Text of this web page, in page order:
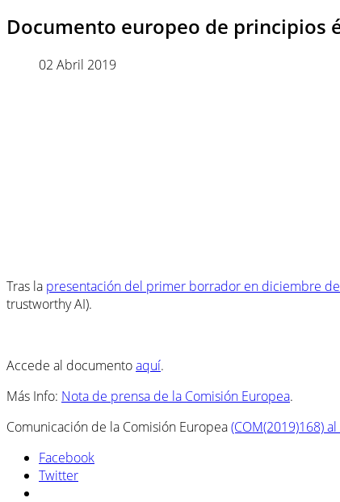
Documento europeo de principios
02 Abril 2019
Tras la presentación del primer borrador en diciembre
trustworthy AI).
Accede al documentoaquí.
Más Info: Nota de prensa de la Comisión Europea.
Comunicación de la Comisión Europea(COM(2019)168)
Facebook
Twitter